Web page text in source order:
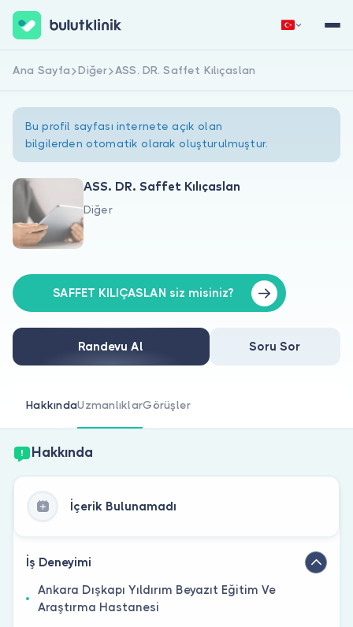
Hakkımızda
Doktorlar için
Doktor musunuz?
Hemen Kaydol Giriş Yap
Ana Sayfa Diğer ASS. DR. Saffet Kılıçaslan
Bu profil sayfası internete açık olan
bilgilerden otomatik olarak oluşturulmuştur.
ASS. DR. Saffet Kılıçaslan
Diğer
SAFFET KILIÇASLAN siz misiniz?
Randevu Al Soru Sor
HakkındaUzmanlıklarGörüşler
Hakkında
İçerik Bulunamadı
İş Deneyimi
Ankara Dışkapı Yıldırım Beyazıt Eğitim Ve
Araştırma Hastanesi